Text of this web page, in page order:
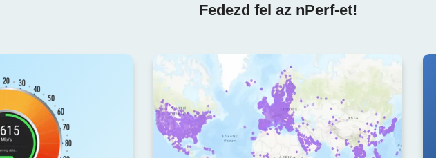
Fedezd fel az nPerf-et!